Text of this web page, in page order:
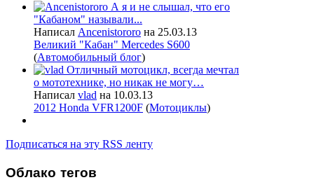
А я и не слышал, что его
"Кабаном" называли...
Написал Ancenistororo на 25.03.13
Великий "Кабан" Mercedes S600
(Автомобильный блог)
Отличный мотоцикл, всегда мечтал
о мототехнике, но никак не могу…
Написал vlad на 10.03.13
2012 Honda VFR1200F (Мотоциклы)
Подписаться на эту RSS ленту
Облако тегов